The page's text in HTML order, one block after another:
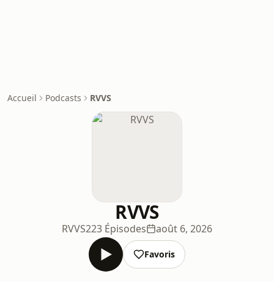
Accueil Podcasts RVVS
RVVS
RVVS223 Épisodes août 6, 2026
Favoris